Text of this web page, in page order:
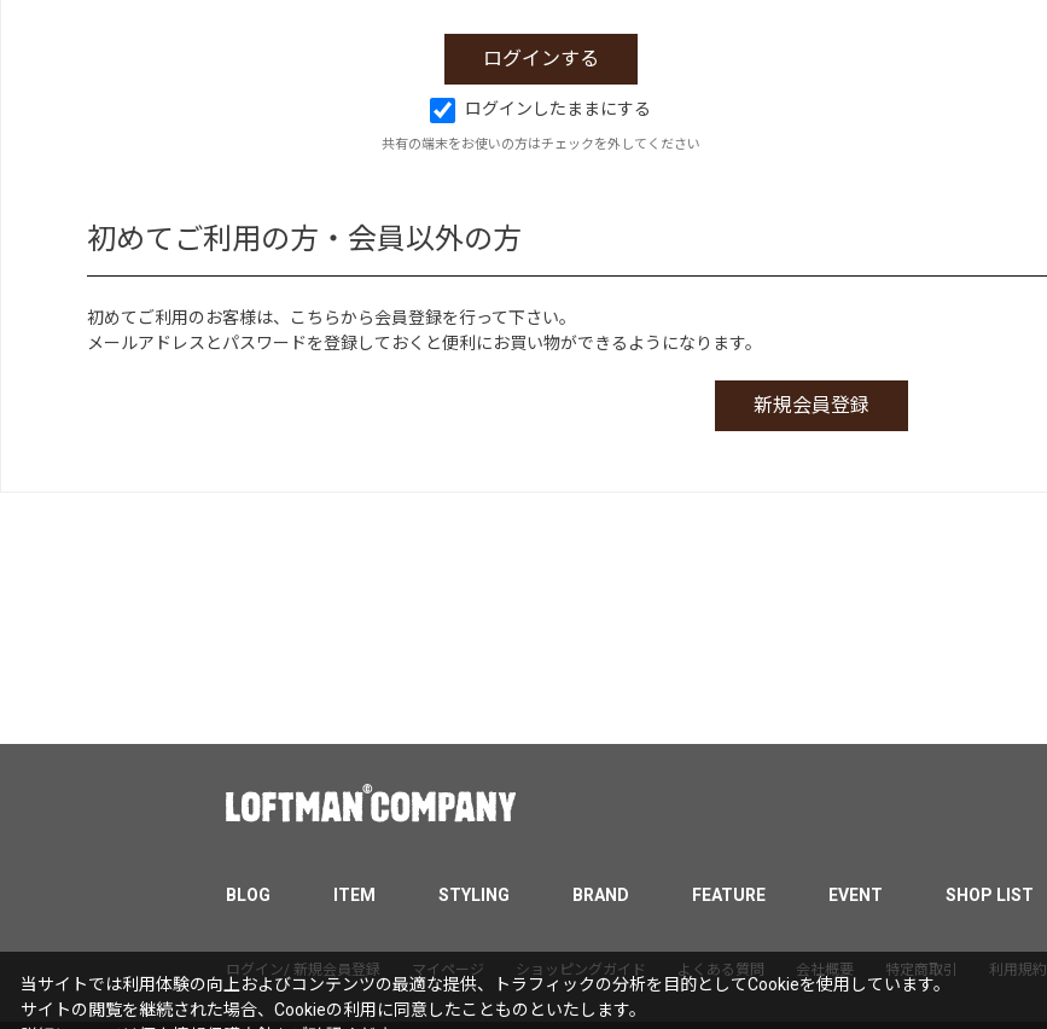
ログインしたままにする
共有の端末をお使いの方はチェックを外してください
初めてご利用の方・会員以外の方
初めてご利用のお客様は、こちらから会員登録を行って下さい。
メールアドレスとパスワードを登録しておくと便利にお買い物ができるようになります。
BLOG ITEM STYLING BRAND FEATURE EVENT SHOP LIST
ログイン/ 新規会員登録 マイページ ショッピングガイド よくある質問 会社概要 特定商取引 利用規約
当サイトでは利用体験の向上およびコンテンツの最適な提供、トラフィックの分析を目的としてCookieを使用しています。
サイトの閲覧を継続された場合、Cookieの利用に同意したことものといたします。